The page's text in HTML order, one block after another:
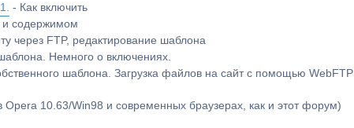
- Как включить
содержимом
через FTP, редактирование шаблона
Немного о включениях.
шаблона. Загрузка файлов на сайт с помощью WebFTP
Opera 10.63/Win98 и современных браузерах, как и этот форум)